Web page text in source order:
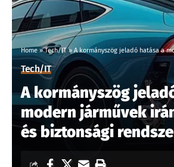
Home »Tech/IT» A kormányszög jeladó hatása a modern járművek
Tech/IT
A kormányszög
modern járművek
és biztonsági